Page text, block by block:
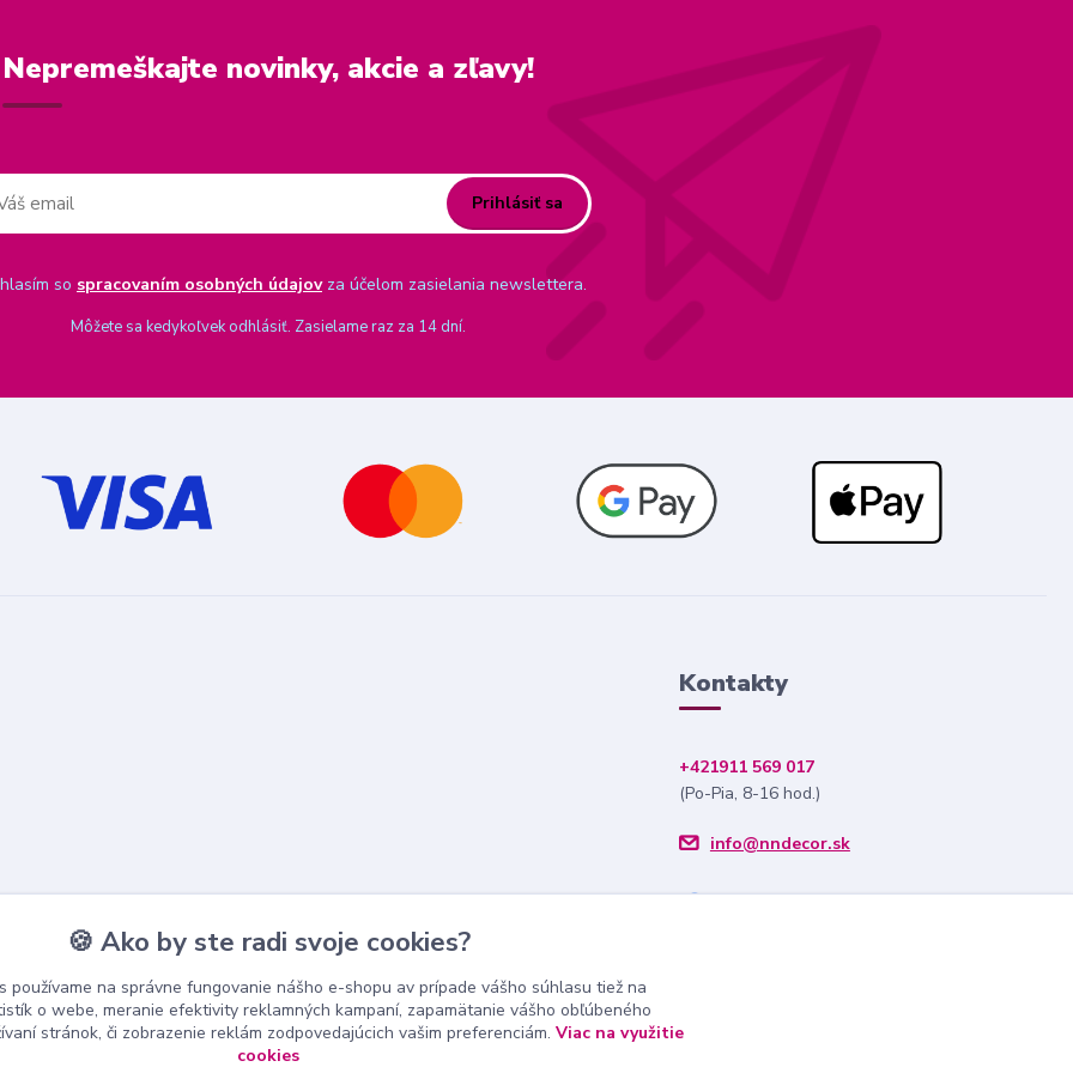
Nepremeškajte novinky, akcie a zľavy!
Prihlásiť sa
so spracovaním osobných údajovza účelom zasielania newslettera.
Môžete sa kedykoľvek odhlásiť. Zasielame raz za 14 dní.
Kontakty
+421911 569 017
(Po-Pia, 8-16 hod.)
info@nndecor.sk
🍪 Ako by ste radi svoje cookies?
používame na správne fungovanie nášho e-shopu av prípade vášho súhlasu tiež na
o webe, meranie efektivity reklamných kampaní, zapamätanie vášho obľúbeného
stránok, či zobrazenie reklám zodpovedajúcich vašim preferenciám. Viac na využitie
cookies